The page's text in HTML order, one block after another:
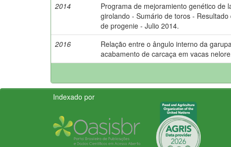
2014
Programa de mejoramiento genético de
girolando - Sumário de toros - Resultado
de progenie - Julio 2014.
2016
Relação entre o ângulo interno da
acabamento de carcaça em vacas
Indexado por